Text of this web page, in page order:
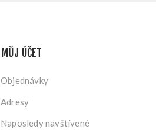
MŮJ ÚČET
Objednávky
Adresy
Naposledy navštívené